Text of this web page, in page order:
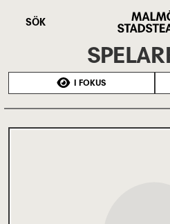
SÖK
Stadsteater
I FOKUS